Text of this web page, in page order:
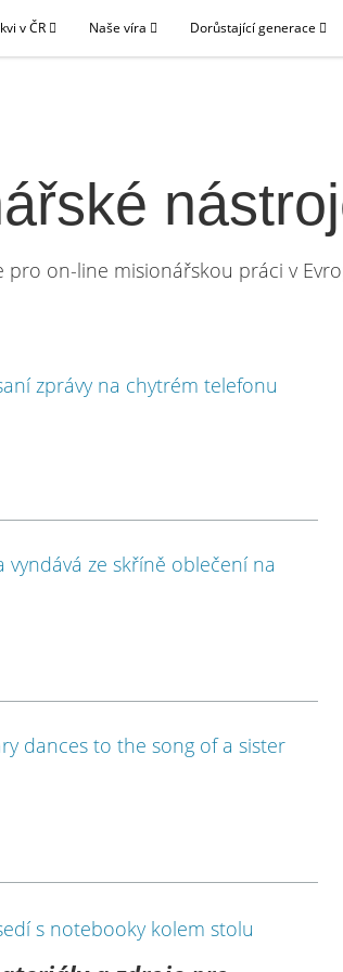
v ČR Naše víra Dorůstající generace
pro on-line misionářskou práci v